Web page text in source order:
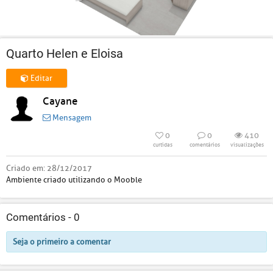
Quarto Helen e Eloisa
Editar
Cayane
Mensagem
0
curtidas
0
comentários
410
visualizações
Criado em: 28/12/2017
Ambiente criado utilizando o Mooble
Comentários - 0
Seja o primeiro a comentar